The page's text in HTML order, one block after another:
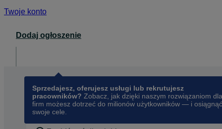
Twoje konto
Dodaj ogłoszenie
Sprzedajesz, oferujesz usługi lub rekrutujesz
pracowników? Zobacz, jak dzięki naszym rozwiązaniom dla
firm możesz dotrzeć do milionów użytkowników — i osiągnąć
swoje cele.